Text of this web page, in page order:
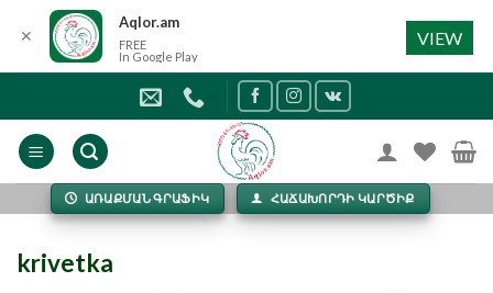
content
ԱՌԱՔՄԱՆ ԳՐԱՖԻԿ ՀԱՃԱԽՈՐԴԻ ԿԱՐԾԻՔ
krivetka
✕
Aqlor.am
FREE
In Google Play
VIEW